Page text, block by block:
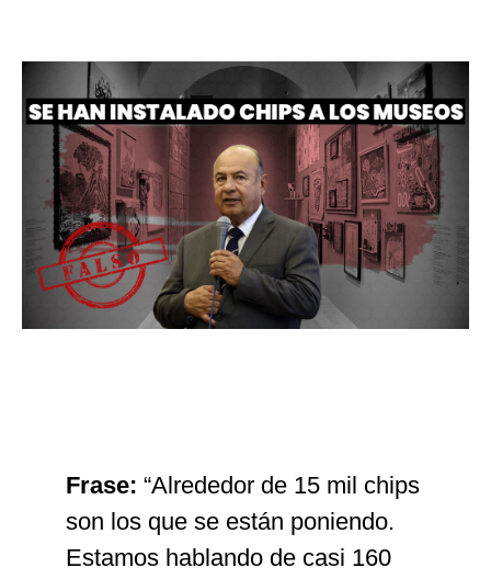
Frase: “Alrededor de 15 mil chips
son los que se están poniendo.
Estamos hablando de casi 160